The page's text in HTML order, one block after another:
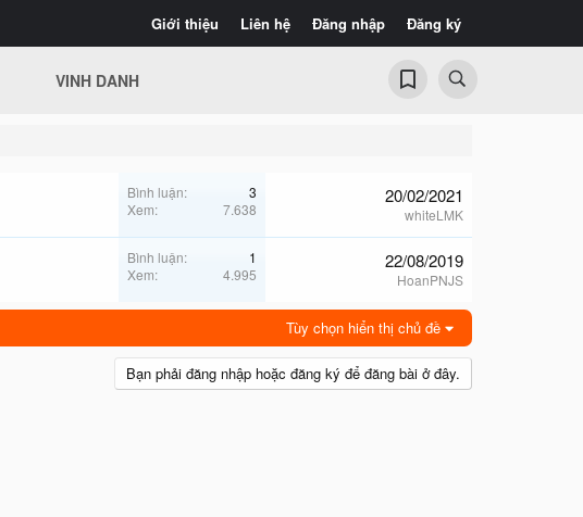
Giới thiệu Liên hệ Đăng nhập Đăng ký
VINH DANH
Bình luận
3
Xem
7.638
20/02/2021
whiteLMK
Bình luận
1
Xem
4.995
22/08/2019
HoanPNJS
Tùy chọn hiển thị chủ đề
Bạn phải đăng nhập hoặc đăng ký để đăng bài ở đây.